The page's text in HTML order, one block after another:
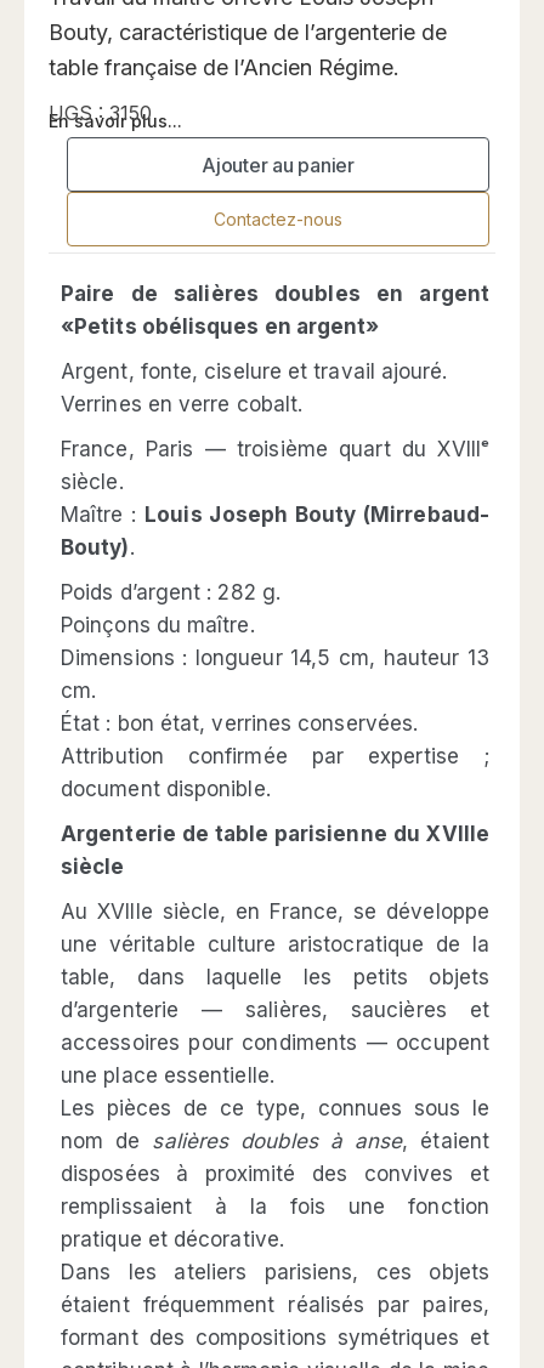
Bouty, caractéristique de l’argenterie de
table française de l’Ancien Régime.
En savoir plus...
UGS :3150
Ajouter au panier
Contactez-nous
Paire de salières doubles en argent
«Petits obélisques en argent»
Argent, fonte, ciselure et travail ajouré.
Verrines en verre cobalt.
France, Paris — troisième quart du XVIIIᵉ
siècle.
Maître : Louis Joseph Bouty (Mirrebaud-
Bouty).
Poids d’argent : 282 g.
Poinçons du maître.
Dimensions : longueur 14,5 cm, hauteur 13
cm.
État : bon état, verrines conservées.
Attribution confirmée par expertise ;
document disponible.
Argenterie de table parisienne du XVIIIe
siècle
Au XVIIIe siècle, en France, se développe
une véritable culture aristocratique de la
table, dans laquelle les petits objets
d’argenterie — salières, saucières et
accessoires pour condiments — occupent
une place essentielle.
Les pièces de ce type, connues sous le
nom de salières doubles à anse, étaient
disposées à proximité des convives et
remplissaient à la fois une fonction
pratique et décorative.
Dans les ateliers parisiens, ces objets
étaient fréquemment réalisés par paires,
formant des compositions symétriques et